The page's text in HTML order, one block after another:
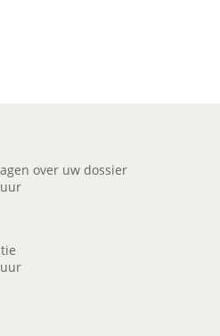
over uw dossier